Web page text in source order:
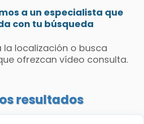
a un especialista que
con tu búsqueda
localización o busca
ofrezcan vídeo consulta.
resultados